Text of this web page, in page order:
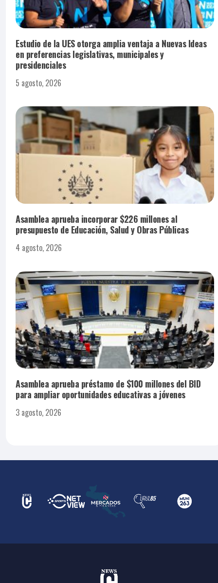
Estudio de la UES otorga amplia ventaja a Nuevas Ideas
en preferencias legislativas, municipales y
presidenciales
5 agosto, 2026
Asamblea aprueba incorporar $226 millones al
presupuesto de Educación, Salud y Obras Públicas
4 agosto, 2026
Asamblea aprueba préstamo de $100 millones del BID
para ampliar oportunidades educativas a jóvenes
3 agosto, 2026